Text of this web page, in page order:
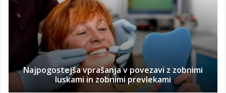
Najpogostejša vprašanja v povezavi z zobnimi
luskami in zobnimi prevlekami